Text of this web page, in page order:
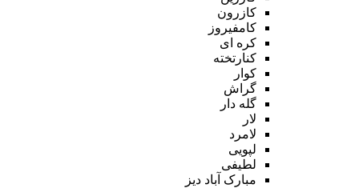
کازرون
کامفیروز
کره ای
کنارتخته
کوار
گراش
گله دار
لار
لامرد
لپویی
لطیفی
مبارک آباد دیز